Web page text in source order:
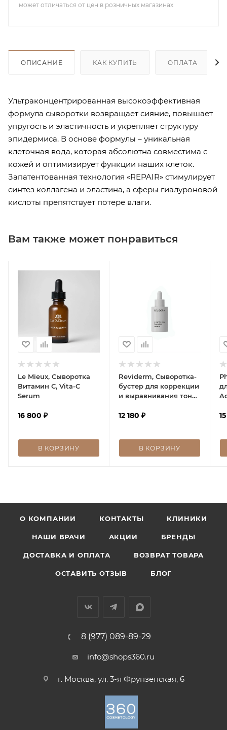
может отличаться от цен в розничных магазинах
ОПИСАНИЕ КАК КУПИТЬ ОПЛАТА
Ультраконцентрированная высокоэффективная
формула сыворотки возвращает сияние, повышает
упругость и эластичность и укрепляет структуру
эпидермиса. В основе формулы – уникальная
клеточная вода, которая абсолютна совместима с
кожей и оптимизирует функции наших клеток.
Запатентованная технология «REPAIR» стимулирует
синтез коллагена и эластина, а сферы гиалуроновой
кислоты препятствует потере влаги.
Вам также может понравиться
Le Mieux, Сыворотка
Витамин С, Vita-C
Serum
16 800 ₽
В КОРЗИНУ
Reviderm, Сыворотка-
бустер для коррекции
и выравнивания тона
booster serum
12 180 ₽
В КОРЗИНУ
О КОМПАНИИ КОНТАКТЫ КЛИНИКИ
НАШИ ВРАЧИ АКЦИИ БРЕНДЫ
ДОСТАВКА И ОПЛАТА ВОЗВРАТ ТОВАРА
ОСТАВИТЬ ОТЗЫВ БЛОГ
8 (977) 089-89-29
info@shops360.ru
г. Москва, ул. 3-я Фрунзенская, 6